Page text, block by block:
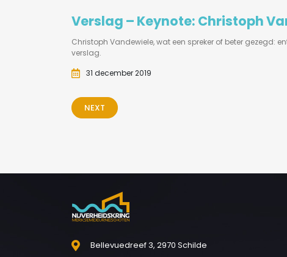
Verslag – Keynote: Christoph
Christoph Vandewiele, wat een spreker of beter gezegd:
verslag.
31 december 2019
NEXT
Bellevuedreef 3, 2970 Schilde